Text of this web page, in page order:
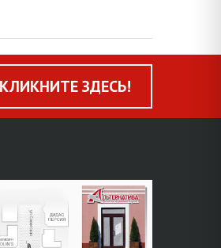
КЛИКНИТЕ ЗДЕСЬ!